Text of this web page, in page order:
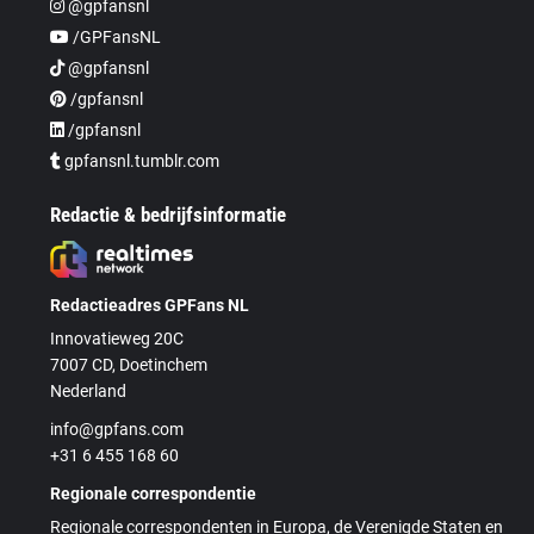
@gpfansnl
/GPFansNL
@gpfansnl
/gpfansnl
/gpfansnl
gpfansnl.tumblr.com
Redactie & bedrijfsinformatie
Redactieadres GPFans NL
Innovatieweg 20C
7007 CD, Doetinchem
Nederland
info@gpfans.com
+31 6 455 168 60
Regionale correspondentie
Regionale correspondenten in Europa, de Verenigde Staten en